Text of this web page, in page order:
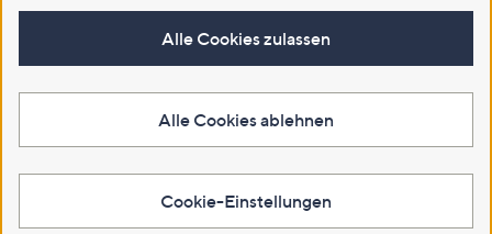
Alle Cookies zulassen
Alle Cookies ablehnen
Cookie-Einstellungen